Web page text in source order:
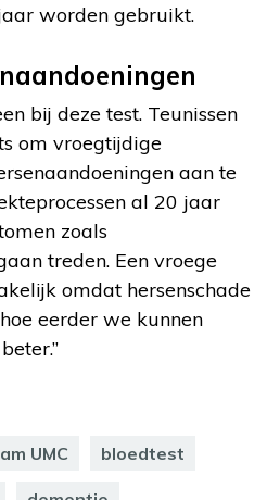
worden gebruikt.
bij deze test. Teunissen
om vroegtijdige
aan te
al 20 jaar
zoals
treden. Een vroege
omdat hersenschade
eerder we kunnen
UMC bloedtest